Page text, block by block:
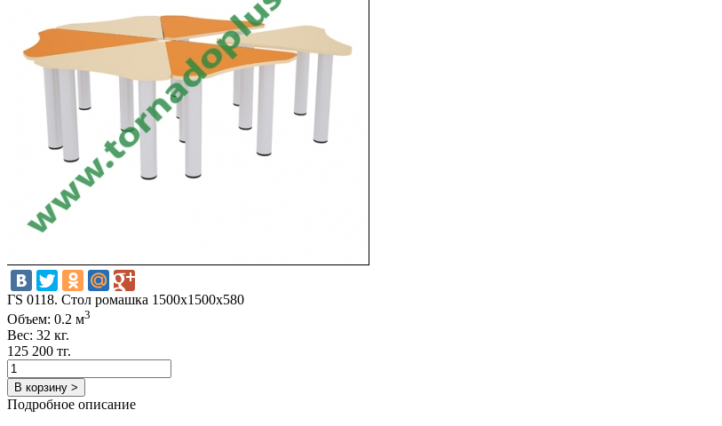
ГS 0118. Стол ромашка 1500x1500x580
Объем: 0.2 м3
Вес: 32 кг.
125 200 тг.
В корзину >
Подробное описание